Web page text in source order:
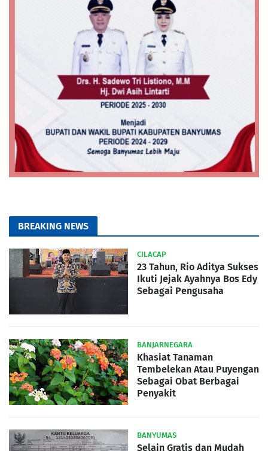
BREAKING NEWS
CILACAP
23 Tahun, Rio Aditya Sukses
Ikuti Jejak Ayahnya Bos Edy
Sebagai Pengusaha
BANJARNEGARA
Khasiat Tanaman
Tembelekan Atau Puyengan
Sebagai Obat Berbagai
Penyakit
BANYUMAS
Selain Gratis dan Mudah